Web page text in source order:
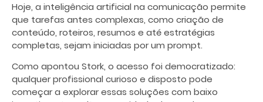
Hoje, a inteligência artificial na comunicação permite
que tarefas antes complexas, como criação de
conteúdo, roteiros, resumos e até estratégias
completas, sejam iniciadas por um prompt.
Como apontou Stork, o acesso foi democratizado:
qualquer profissional curioso e disposto pode
começar a explorar essas soluções com baixo